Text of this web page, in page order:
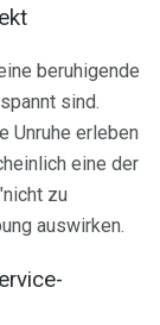
beruhigende
sind.
Unruhe erleben
eine der
zu
auswirken.